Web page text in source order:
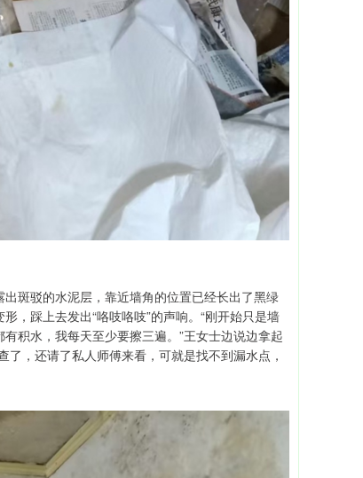
斑驳的水泥层，靠近墙角的位置已经长出了黑绿
，踩上去发出“咯吱咯吱”的声响。“刚开始只是墙
积水，我每天至少要擦三遍。”王女士边说边拿起
，还请了私人师傅来看，可就是找不到漏水点，